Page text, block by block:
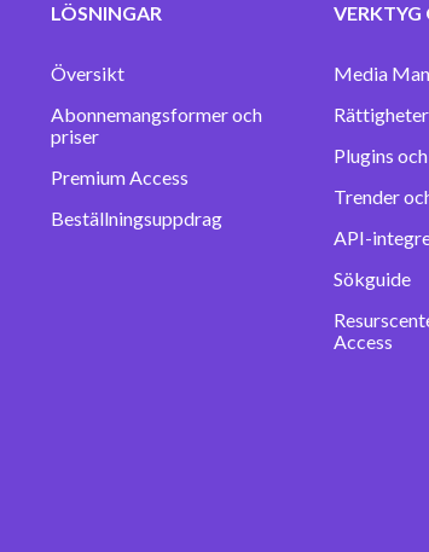
LÖSNINGAR
Översikt
Abonnemangsformer och
priser
Premium Access
Beställningsuppdrag
VERKTYG
Media
Trender
API-
Sökguide
Access